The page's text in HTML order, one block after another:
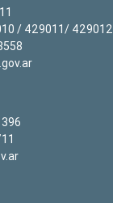
/ 429011/